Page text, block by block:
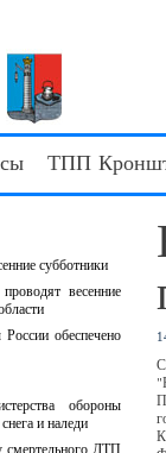
ТПП
субботники
весенние
обеспечено
обороны
и наледи
смертельного ДТП